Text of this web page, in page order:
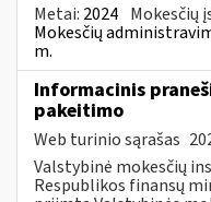
Metai: 2024 Mokesčių
Mokesčių
m.
Informacinis
pakeitimo
Web turinio sąrašas
Valstybinė mokesčių
Respublikos finansų